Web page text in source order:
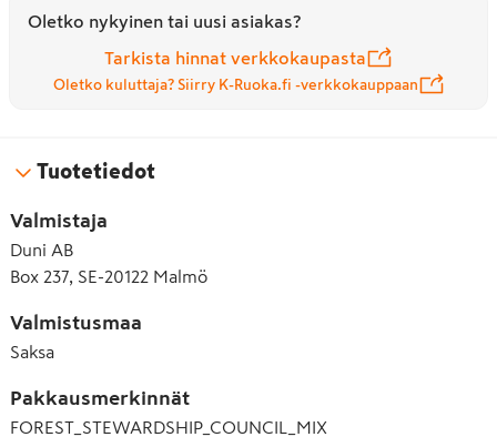
Oletko nykyinen tai uusi asiakas?
Tarkista hinnat verkkokaupasta
Oletko kuluttaja? Siirry K-Ruoka.fi -verkkokauppaan
Tuotetiedot
Valmistaja
Duni AB
Box 237, SE-20122 Malmö
Valmistusmaa
Saksa
Pakkausmerkinnät
FOREST_STEWARDSHIP_COUNCIL_MIX